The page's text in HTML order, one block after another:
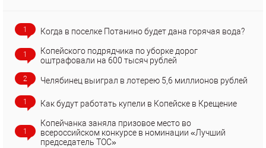
1 Когда в поселке Потанино будет дана горячая вода?
1
Копейского подрядчика по уборке дорог
оштрафовали на 600 тысяч рублей
2 Челябинец выиграл в лотерею 5,6 миллионов рублей
1 Как будут работать купели в Копейске в Крещение
1
Копейчанка заняла призовое место во
всероссийском конкурсе в номинации «Лучший
председатель ТОС»